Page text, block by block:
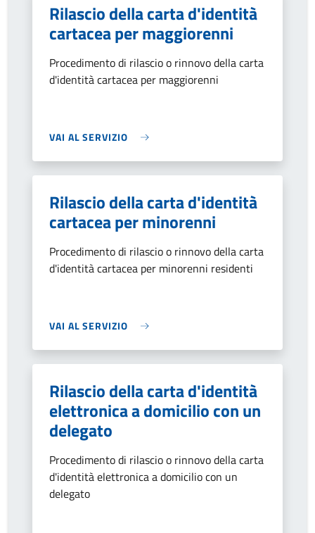
Rilascio della carta d'identità
cartacea per maggiorenni
Procedimento di rilascio o rinnovo della carta
d'identità cartacea per maggiorenni
VAI AL SERVIZIO
Rilascio della carta d'identità
cartacea per minorenni
Procedimento di rilascio o rinnovo della carta
d'identità cartacea per minorenni residenti
VAI AL SERVIZIO
Rilascio della carta d'identità
elettronica a domicilio con un
delegato
Procedimento di rilascio o rinnovo della carta
d'identità elettronica a domicilio con un
delegato